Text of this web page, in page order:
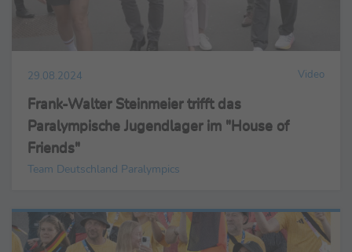
29.08.2024 Video
Frank-Walter Steinmeier trifft das
Paralympische Jugendlager im "House of
Friends"
Team Deutschland Paralympics